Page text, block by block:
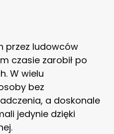
przez ludowców
czasie zarobił po
W wielu
bez
a doskonale
jedynie dzięki